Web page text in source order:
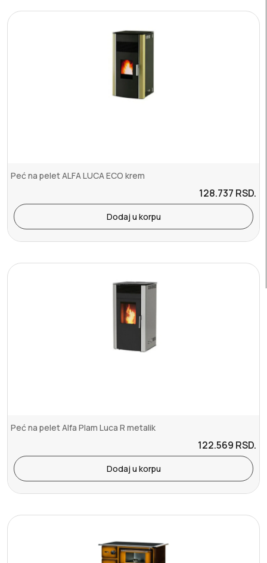
Peć na pelet ALFA LUCA ECO krem
128.737 RSD.
Dodaj u korpu
Peć na pelet Alfa Plam Luca R metalik
122.569 RSD.
Dodaj u korpu